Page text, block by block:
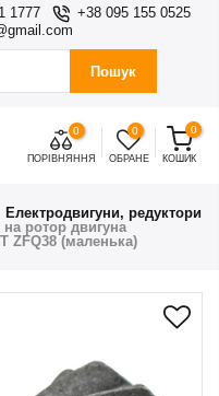
1777
+38 095 155 0525
Пошук
0
ПОРІВНЯННЯ
0
ОБРАНЕ
0
КОШИК
Електродвигуни, редуктори
ротор двигуна
ZFQ38 (маленька)